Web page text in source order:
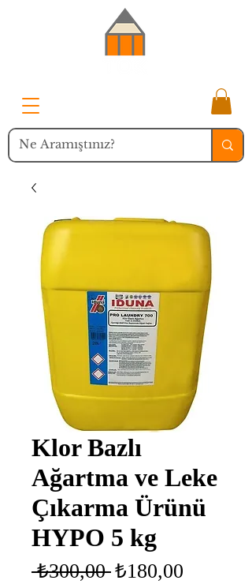
Klor Bazlı
Ağartma ve Leke
Çıkarma Ürünü
HYPO 5 kg
₺300,00 Normal
₺180,00